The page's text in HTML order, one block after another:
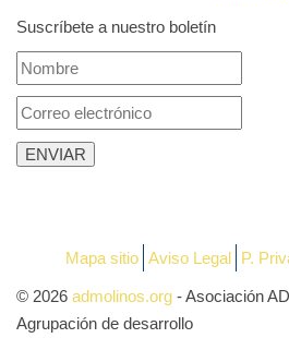
Suscríbete a nuestro boletín
Mapa sitio Aviso Legal P.
© 2026 admolinos.org - Asociación
Agrupación de desarrollo